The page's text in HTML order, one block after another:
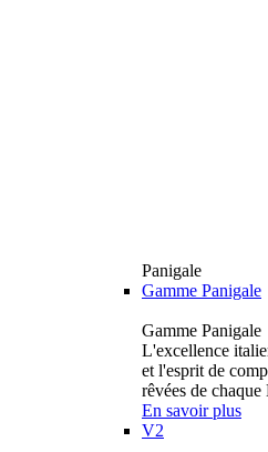
Panigale
Gamme Panigale
Gamme Panigale
L'excellence
et l'esprit de
rêvées de
En savoir plus
V2